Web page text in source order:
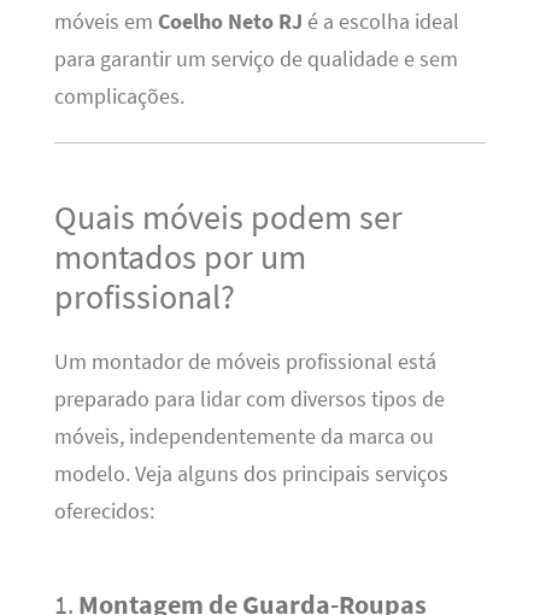
móveis em Coelho Neto RJ é a escolha ideal
para garantir um serviço de qualidade e sem
complicações.
Quais móveis podem ser
montados por um
profissional?
Um montador de móveis profissional está
preparado para lidar com diversos tipos de
móveis, independentemente da marca ou
modelo. Veja alguns dos principais serviços
oferecidos:
1. Montagem de Guarda-Roupas